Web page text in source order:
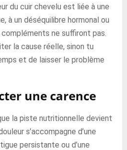
du cuir chevelu est liée à une
à un déséquilibre hormonal ou
ne suffiront pas.
la cause réelle, sinon tu
et de laisser le problème
une carence
la piste nutritionnelle devient
s’accompagne d’une
persistante ou d’une